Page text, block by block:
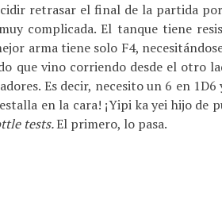
retrasar el final de la partida
complicada. El tanque tiene
arma tiene solo F4,
que vino corriendo desde el otro
Es decir, necesito un 6 en
en la cara! ¡Yipi ka yei hijo de
tests.El primero, lo pasa.